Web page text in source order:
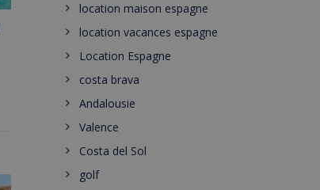
location maison espagne
location vacances espagne
Location Espagne
costa brava
Andalousie
Valence
Costa del Sol
golf